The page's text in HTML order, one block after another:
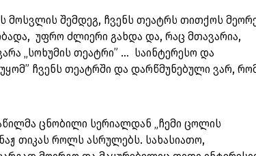
მოსვლის შემდეგ, ჩვენს თეატრს თითქოს
უფრო ძლიერი გახდა და, რაც მთავარია,
„სოხუმის თეატრი” … საინტერესო და
ჩვენს თეატრში და დარწმუნებული ვარ,
ცნობილი სერიალდან „ჩემი ცოლის
თიკას როლს ასრულებს. სახასიათო,